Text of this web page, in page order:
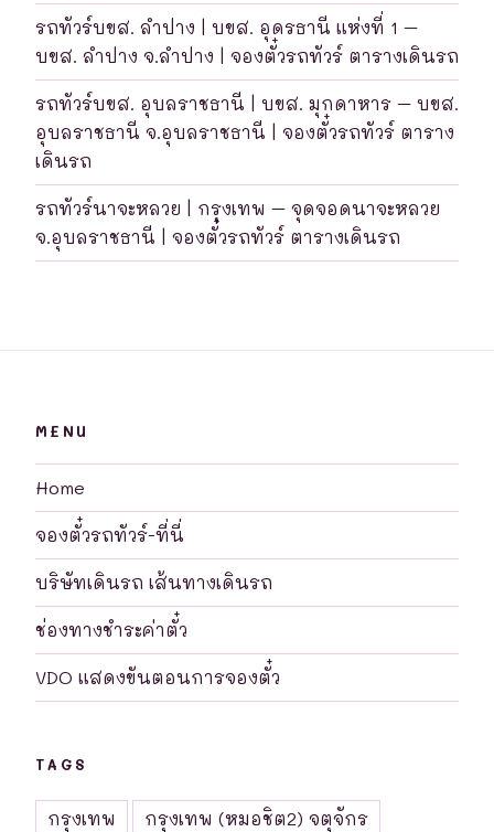
รถทัวร์บขส. ลำปาง | บขส. อุดรธานี แห่งที่ 1 –
บขส. ลำปาง จ.ลำปาง | จองตั๋วรถทัวร์ ตารางเดินรถ
รถทัวร์บขส. อุบลราชธานี | บขส. มุกดาหาร – บขส.
อุบลราชธานี จ.อุบลราชธานี | จองตั๋วรถทัวร์ ตาราง
เดินรถ
รถทัวร์นาจะหลวย | กรุงเทพ – จุดจอดนาจะหลวย
จ.อุบลราชธานี | จองตั๋วรถทัวร์ ตารางเดินรถ
MENU
Home
จองตั๋วรถทัวร์-ที่นี่
บริษัทเดินรถ เส้นทางเดินรถ
ช่องทางชำระค่าตั๋ว
VDO แสดงขันตอนการจองตั๋ว
TAGS
กรุงเทพ
กรุงเทพ (หมอชิต2) จตุจักร